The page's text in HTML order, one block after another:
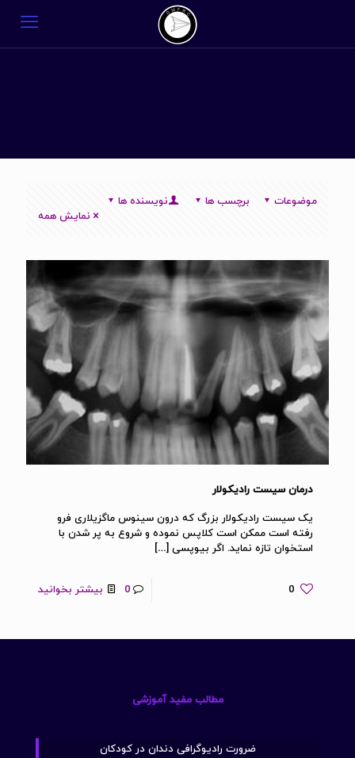
موضوعات برچسب ها
نویسنده ها
نمایش همه
درمان سیست رادیکولار
یک سیست رادیکولار بزرگ که درون سینوس ماگزیلاری فرو
رفته است ممکن است کلاپس نموده و شروع به پر شدن با
استخوان تازه نماید. اگر بیوپسی […]
0
0 بیشتر بخوانید
مطالب مفید آموزشی
ضرورت رادیوگرافی دندان در کودکان